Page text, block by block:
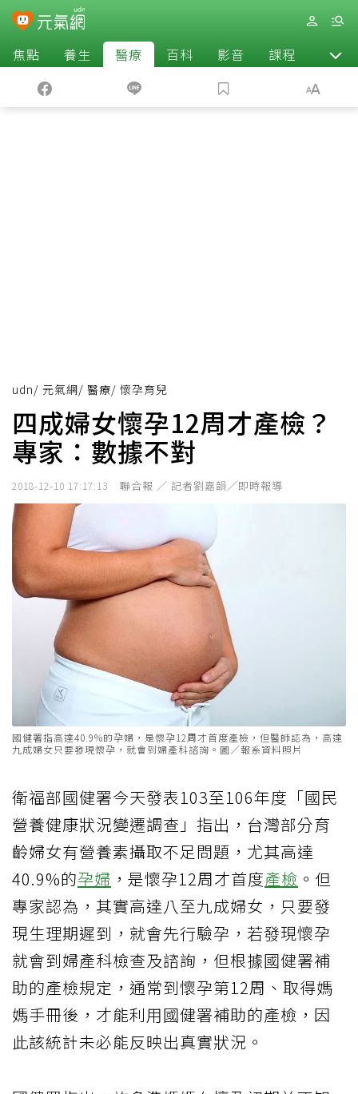
焦點 養生 醫療 百科 影音 課程 退休
udn/ 元氣網/ 醫療/ 懷孕育兒
四成婦女懷孕12周才產檢？
專家：數據不對
2018-12-10 17:17:13 聯合報 ／ 記者劉嘉韻╱即時報導
國健署指高達40.9%的孕婦，是懷孕12周才首度產檢，但醫師認為，高達
九成婦女只要發現懷孕，就會到婦產科諮詢。圖／報系資料照片
衛福部國健署今天發表103至106年度「國民
營養健康狀況變遷調查」指出，台灣部分育
齡婦女有營養素攝取不足問題，尤其高達
40.9%的孕婦 ，是懷孕12周才首度產檢 。但
專家認為，其實高達八至九成婦女，只要發
現生理期遲到，就會先行驗孕，若發現懷孕
就會到婦產科檢查及諮詢，但根據國健署補
助的產檢規定，通常到懷孕第12周、取得媽
媽手冊後，才能利用國健署補助的產檢，因
此該統計未必能反映出真實狀況。